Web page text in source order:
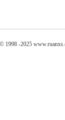
1998 -2025